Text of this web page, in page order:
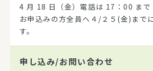
4 月 18 日（金）電話は 17：00 まで
お申込みの方全員へ４/２５(金)まで
す。
申し込み/お問い合わせ